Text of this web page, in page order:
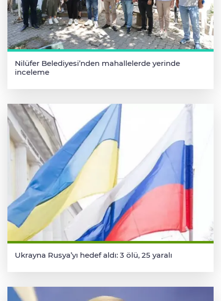
Nilüfer Belediyesi’nden mahallelerde yerinde
inceleme
Ukrayna Rusya’yı hedef aldı: 3 ölü, 25 yaralı